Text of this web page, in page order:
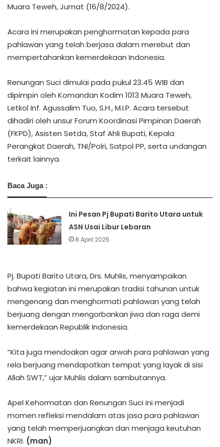
Muara Teweh, Jumat (16/8/2024).
Acara ini merupakan penghormatan kepada para
pahlawan yang telah berjasa dalam merebut dan
mempertahankan kemerdekaan Indonesia.
Renungan Suci dimulai pada pukul 23.45 WIB dan
dipimpin oleh Komandan Kodim 1013 Muara Teweh,
Letkol Inf. Agussalim Tuo, S.H., M.I.P. Acara tersebut
dihadiri oleh unsur Forum Koordinasi Pimpinan Daerah
(FKPD), Asisten Setda, Staf Ahli Bupati, Kepala
Perangkat Daerah, TNI/Polri, Satpol PP, serta undangan
terkait lainnya.
Baca Juga :
Ini Pesan Pj Bupati Barito Utara untuk
ASN Usai Libur Lebaran
8 April 2025
Pj. Bupati Barito Utara, Drs. Muhlis, menyampaikan
bahwa kegiatan ini merupakan tradisi tahunan untuk
mengenang dan menghormati pahlawan yang telah
berjuang dengan mengorbankan jiwa dan raga demi
kemerdekaan Republik Indonesia.
“Kita juga mendoakan agar arwah para pahlawan yang
rela berjuang mendapatkan tempat yang layak di sisi
Allah SWT,” ujar Muhlis dalam sambutannya.
Apel Kehormatan dan Renungan Suci ini menjadi
momen refleksi mendalam atas jasa para pahlawan
yang telah memperjuangkan dan menjaga keutuhan
NKRI. (man)